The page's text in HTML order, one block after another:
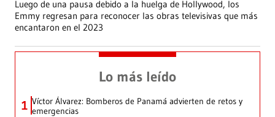
Luego de una pausa debido a la huelga de Hollywood, los
Emmy regresan para reconocer las obras televisivas que más
encantaron en el 2023
Lo más leído
1 Víctor Álvarez: Bomberos de Panamá advierten de retos y
emergencias